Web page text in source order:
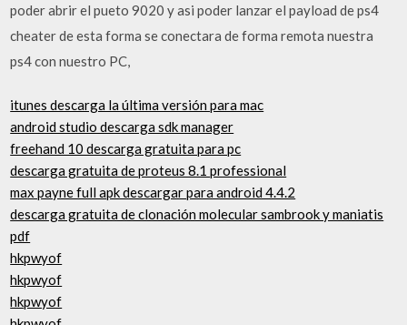
poder abrir el pueto 9020 y asi poder lanzar el payload de ps4
cheater de esta forma se conectara de forma remota nuestra
ps4 con nuestro PC,
itunes descarga la última versión para mac
android studio descarga sdk manager
freehand 10 descarga gratuita para pc
descarga gratuita de proteus 8.1 professional
max payne full apk descargar para android 4.4.2
descarga gratuita de clonación molecular sambrook y maniatis
pdf
hkpwyof
hkpwyof
hkpwyof